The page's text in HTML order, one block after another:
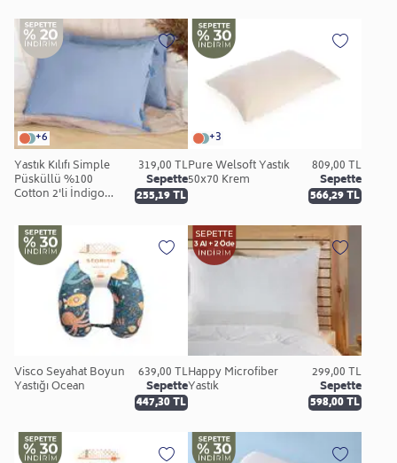
+6
Yastık Kılıfı Simple
Püsküllü %100
Cotton 2'li İndigo
319,00 TL
Sepette
255,19 TL
+3
Pure Welsoft Yastık
50x70 Krem
809,00 TL
Sepette
566,29 TL
Visco Seyahat Boyun
Yastığı Ocean
639,00 TL
Sepette
447,30 TL
Happy Microfiber
Yastık
299,00 TL
Sepette
598,00 TL